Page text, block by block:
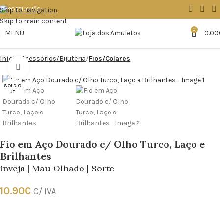
Skip to navigation
Skip to main content
MENU
0 0.00
Início Acessórios/Bijuteria Fios/Colares
SOLD O
UT
Fio em Aço Dourado c/ Olho Turco, Laço e
Brilhantes
Inveja | Mau Olhado | Sorte
10.90€ C/ IVA